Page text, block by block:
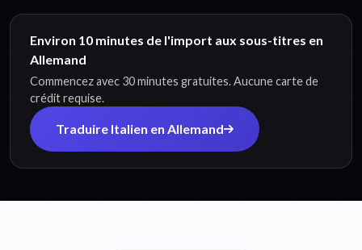
Environ 10 minutes de l'import aux sous-titres en
Allemand
Commencez avec 30 minutes gratuites. Aucune carte de
crédit requise.
Traduire Italien en Allemand